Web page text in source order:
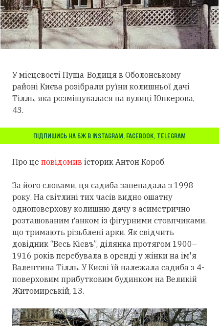
У місцевості Пуща-Водиця в Оболонському
районі Києва розібрали руїни колишньої дачі
Тілль, яка розміщувалася на вулиці Юнкерова,
43.
ПІДПИШИСЬ НА БЖ В INSTAGRAM, FACEBOOK, TELEGRAM
Про це повідомив історик Антон Короб.
За його словами, ця садиба занепадала з 1998
року. На світлині тих часів видно ошатну
одноповерхову колишню дачу з асиметрично
розташованим ґанком із фігурними стовпчиками,
що тримають різьблені арки. Як свідчить
довідник “Весь Кіевъ”, ділянка протягом 1900–
1916 років перебувала в оренді у жінки на ім'я
Валентина Тілль. У Києві їй належала садиба з 4-
поверховим прибутковим будинком на Великій
Житомирській, 13.